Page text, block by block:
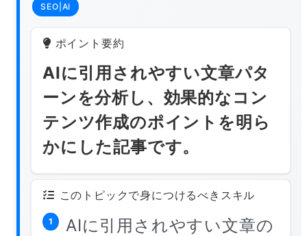
SEO|AI
ポイント要約
AIに引用されやすい文章パタ
ーンを分析し、効果的なコン
テンツ作成のポイントを明ら
かにした記事です。
このトピックで身につけるべきスキル
1
AIに引用されやすい文章の